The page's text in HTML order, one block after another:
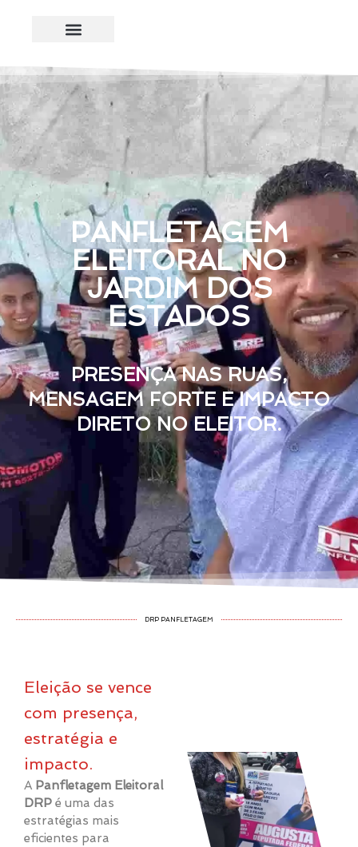
PANFLETAGEM
ELEITORAL NO
JARDIM DOS
ESTADOS
PRESENÇA NAS RUAS,
MENSAGEM FORTE E IMPACTO
DIRETO NO ELEITOR.
DRP PANFLETAGEM
Eleição se vence
com presença,
estratégia e
impacto.
A Panfletagem Eleitoral
DRP é uma das
estratégias mais
eficientes para